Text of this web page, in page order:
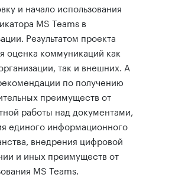
и начало использования
MS Teams в
Результатом проекта
оценка коммуникаций как
так и внешних. А
по получению
преимуществ от
работы над документами,
единого информационного
внедрения цифровой
и иных преимуществ от
MS Teams.